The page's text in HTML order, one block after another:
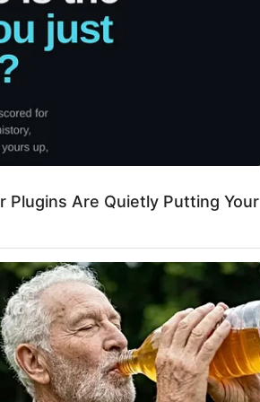
simples
e que são
Plugins Are Quietly Putting Your